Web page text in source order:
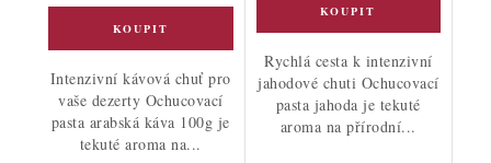
Intenzivní kávová chuť pro
vaše dezerty Ochucovací
pasta arabská káva 100g je
tekuté aroma na...
Rychlá cesta k intenzivní
jahodové chuti Ochucovací
pasta jahoda je tekuté
aroma na přírodní...